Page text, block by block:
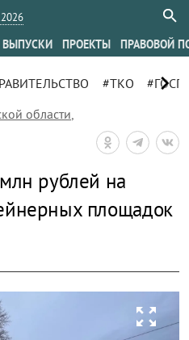
ВЫПУСКИ ПРОЕКТЫ ПРАВОВОЙ
#ТКО chevron_right
области,
рублей на
площадок
zoom_out_map